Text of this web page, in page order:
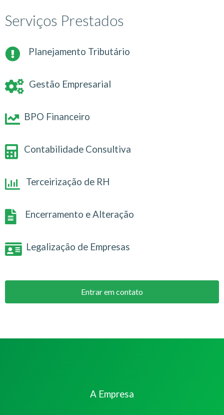
Serviços Prestados
Planejamento Tributário
Gestão Empresarial
BPO Financeiro
Contabilidade Consultiva
Terceirização de RH
Encerramento e Alteração
Legalização de Empresas
Entrar em contato
A Empresa